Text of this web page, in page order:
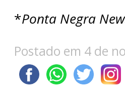
*Ponta Negra
Postado em 4 de